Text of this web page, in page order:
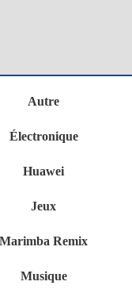
Autre
Électronique
Huawei
Jeux
Marimba Remix
Musique